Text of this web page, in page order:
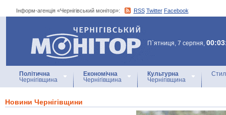
Інформ-агенція «Чернігівський монітор»: RSS Twitter Facebook
Інформ-агенція
«Чернігівський монітор»
П`ятниця, 7 серпня,
Політична
Чернігівщина
Економічна
Чернігівщина
Культурна
Чернігівщина
Новини Чернігівщини